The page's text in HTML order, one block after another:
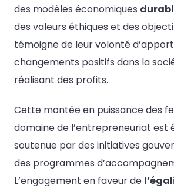
des modèles économiques
des valeurs éthiques et des
témoigne de leur volonté
changements positifs dans la
réalisant des profits.
Cette montée en puissance des
domaine de l’entrepreneuriat est
soutenue par des initiatives
des programmes
L’engagement en faveur de